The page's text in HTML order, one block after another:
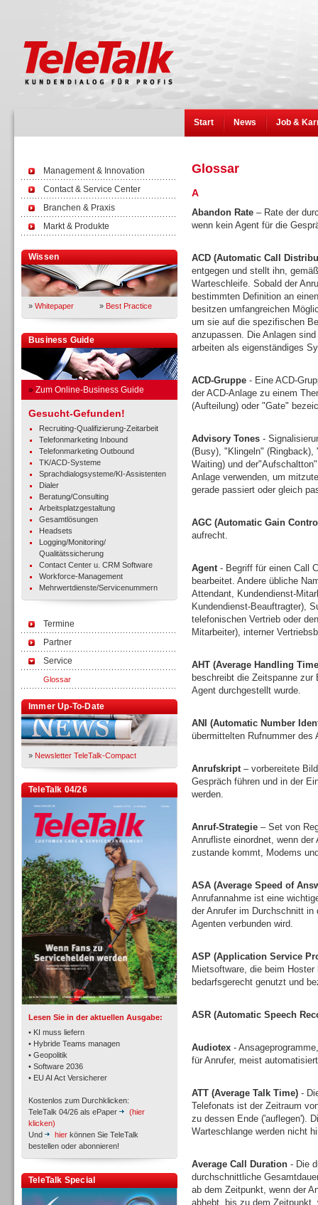
Start News Job &
Management & Innovation
Contact & Service Center
Branchen & Praxis
Markt & Produkte
Wissen
» Whitepaper » Best Practice
Business Guide
» Zum Online-Business Guide
Gesucht-Gefunden!
Recruiting-Qualifizierung-Zeitarbeit
Telefonmarketing Inbound
Telefonmarketing Outbound
TK/ACD-Systeme
Sprachdialogsysteme/KI-Assistenten
Dialer
Beratung/Consulting
Arbeitsplatzgestaltung
Gesamtlösungen
Headsets
Logging/Monitoring/
Qualitätssicherung
Contact Center u. CRM Software
Workforce-Management
Mehrwertdienste/Servicenummern
Termine
Partner
Service
Glossar
Immer Up-To-Date
» Newsletter TeleTalk-Compact
TeleTalk 04/26
Lesen Sie in der aktuellen Ausgabe:
• KI muss liefern
• Hybride Teams managen
• Geopolitik
• Software 2036
• EU AI Act Versicherer
Kostenlos zum Durchklicken:
TeleTalk 04/26 als ePaper
(hier
klicken)
Und
hier können Sie TeleTalk
bestellen oder abonnieren!
TeleTalk Special
TK- und ACD-Systeme
Workforce-Management
Personal
Glossar
A
Abandon Rate – Rate der
wenn kein Agent für die
ACD (Automatic Call
entgegen und stellt ihn,
Warteschleife. Sobald der
bestimmten Definition an
besitzen umfangreichen
um sie auf die spezifischen
anzupassen. Die Anlagen
arbeiten als eigenständiges
ACD-Gruppe - Eine ACD-
der ACD-Anlage zu einem
(Aufteilung) oder "Gate"
Advisory Tones -
(Busy), "Klingeln"
Waiting) und
Anlage verwenden, um
gerade passiert oder gleich
AGC (Automatic Gain
aufrecht.
Agent- Begriff für einen Call
bearbeitet. Andere übliche
Attendant, Kundendienst-
Kundendienst-Beauftragter),
telefonischen Vertrieb oder
Mitarbeiter), interner
AHT (Average Handling
beschreibt die Zeitspanne
Agent durchgestellt wurde.
ANI (Automatic Number
übermittelten Rufnummer des
Anrufskript– vorbereitete
Gespräch führen und in der
werden.
Anruf-Strategie – Set von
Anrufliste einordnet, wenn
zustande kommt, Modems
ASA (Average Speed of
Anrufannahme ist eine
der Anrufer im Durchschnitt
Agenten verbunden wird.
ASP (Application Service
Mietsoftware, die beim
bedarfsgerecht genutzt und
ASR (Automatic Speech
Audiotex -
für Anrufer, meist
ATT (Average Talk Time) -
Telefonats ist der Zeitraum
zu dessen Ende ('auflegen').
Warteschlange werden nicht
Average Call Duration - Die
durchschnittliche
ab dem Zeitpunkt, wenn der
abhebt, bis zu dem Zeitpunkt,